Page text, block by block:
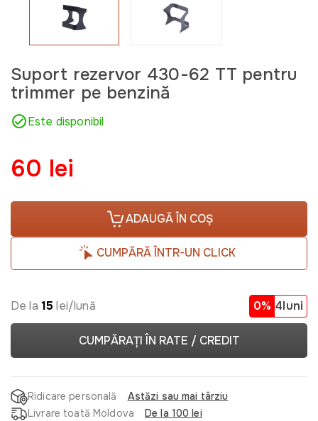
Suport rezervor 430-62 TT pentru
trimmer pe benzină
Este disponibil
60 lei
ADAUGĂ ÎN COȘ
CUMPĂRĂ ÎNTR-UN CLICK
De la 15 lei/lună 0% 4luni
CUMPĂRAȚI ÎN RATE / CREDIT
Ridicare personală
Astăzi sau mai târziu
Livrare toată Moldova
De la 100 lei